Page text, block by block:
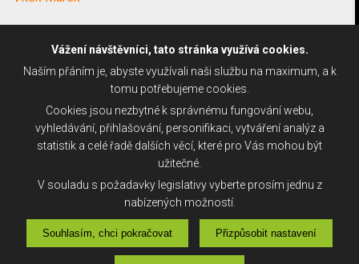
Vážení návštěvníci, tato stránka využívá cookies.
Naším přáním je, abyste využívali naši službu na maximum, a k
tomu potřebujeme cookies.
Cookies jsou nezbytné k správnému fungování webu,
vyhledávání, přihlašování, personifikaci, vytváření analýz a
statistik a celé řadě dalších věcí, které pro Vás mohou být
užitečné.
V souladu s požadavky legislativy vyberte prosím jednu z
nabízených možností.
Souhlasím, chci pokračovat Přizpůsobit nastavení